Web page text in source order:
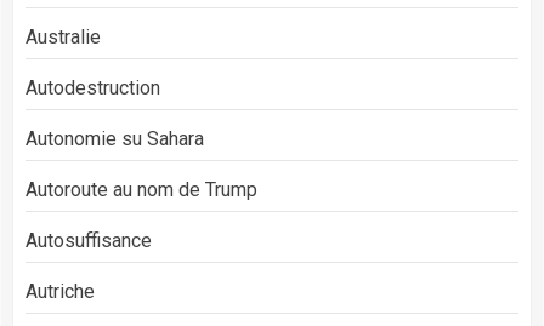
Australie
Autodestruction
Autonomie su Sahara
Autoroute au nom de Trump
Autosuffisance
Autriche